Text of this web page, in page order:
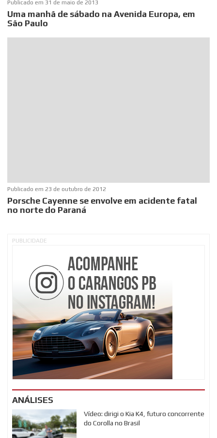
Publicado em 31 de maio de 2013
Uma manhã de sábado na Avenida Europa, em
São Paulo
Publicado em 23 de outubro de 2012
Porsche Cayenne se envolve em acidente fatal
no norte do Paraná
PUBLICIDADE
ANÁLISES
Vídeo: dirigi o Kia K4, futuro concorrente
do Corolla no Brasil